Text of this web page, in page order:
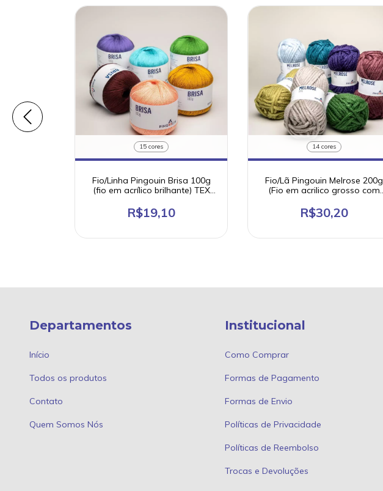
15 cores
Fio/Linha Pingouin Brisa 100g
(fio em acrílico brilhante) TEX
R$19,10
14 cores
Fio/Lã Pingouin Melrose 200g
(Fio em acrilico grosso com
R$30,20
Departamentos
Início
Todos os produtos
Contato
Quem Somos Nós
Institucional
Como Comprar
Formas de Pagamento
Formas de Envio
Políticas de Privacidade
Políticas de Reembolso
Trocas e Devoluções